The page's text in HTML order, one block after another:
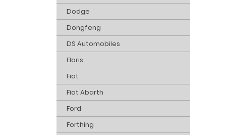
Dodge
Dongfeng
DS Automobiles
Elaris
Fiat
Fiat Abarth
Ford
Forthing